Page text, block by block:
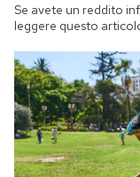
Se avete un reddito
leggere questo